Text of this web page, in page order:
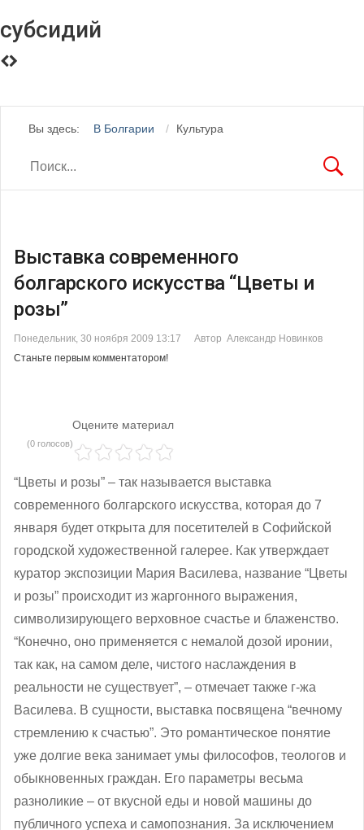
субсидий
Вы здесь: В Болгарии Культура
Выставка современного
болгарского искусства “Цветы и
розы”
Понедельник, 30 ноября 2009 13:17
Автор Александр Новинков
Станьте первым комментатором!
Оцените материал
(0 голосов)
“Цветы и розы” – так называется выставка
современного болгарского искусства, которая до 7
января будет открыта для посетителей в Софийской
городской художественной галерее. Как утверждает
куратор экспозиции Мария Василева, название “Цветы
и розы” происходит из жаргонного выражения,
символизирующего верховное счастье и блаженство.
“Конечно, оно применяется с немалой дозой иронии,
так как, на самом деле, чистого наслаждения в
реальности не существует”, – отмечает также г-жа
Василева. В сущности, выставка посвящена “вечному
стремлению к счастью”. Это романтическое понятие
уже долгие века занимает умы философов, теологов и
обыкновенных граждан. Его параметры весьма
разноликие – от вкусной еды и новой машины до
публичного успеха и самопознания. За исключением